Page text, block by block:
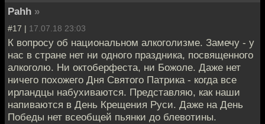
Pahh »
#17 | 17.07.18 23:03
К вопросу об национальном алкоголизме. Замечу - у
нас в стране нет ни одного праздника, посвященного
алкоголю. Ни октоберфеста, ни Божоле. Даже нет
ничего похожего Дня Святого Патрика - когда все
ирландцы набухиваются. Представляю, как наши
напиваются в День Крещения Руси. Даже на День
Победы нет всеобщей пьянки до блевотины.